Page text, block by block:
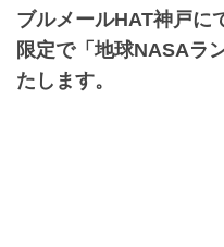
ブルメールHAT神戸に
限定で「地球NASAラ
たします。